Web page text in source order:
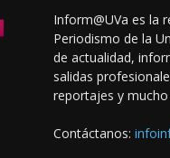
Inform@UVa es la
Periodismo de la
de actualidad,
salidas
reportajes y mucho
Contáctanos: